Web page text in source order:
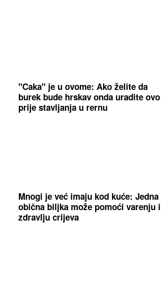
"Caka" je u ovome: Ako želite da
burek bude hrskav onda uradite ovo
prije stavljanja u rernu
Mnogi je već imaju kod kuće: Jedna
obična biljka može pomoći varenju i
zdravlju crijeva